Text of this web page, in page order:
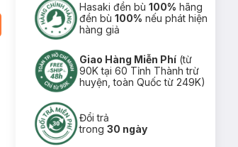
Hasaki đền bù100% hãng
đền bù100% nếu phát hiện
hàng giả
Giao Hàng Miễn Phí (từ
90K tại 60 Tỉnh Thành trừ
huyện, toàn Quốc từ 249K)
Đổi trả
trong30 ngày